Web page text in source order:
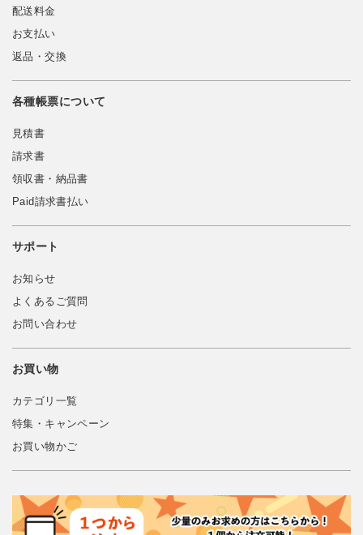
配送料金
お支払い
返品・交換
各種帳票について
見積書
請求書
領収書・納品書
Paid請求書払い
サポート
お知らせ
よくあるご質問
お問い合わせ
お買い物
カテゴリ一覧
特集・キャンペーン
お買い物かご